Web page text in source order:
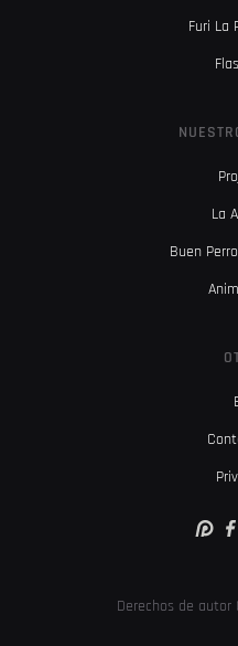
Furi La
La
Buen
Derechos de autor